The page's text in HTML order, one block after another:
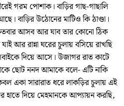
গরম পোশাক। বাড়ির গাছ-গাছালি
বাড়ির উঠোনের মাটিও কি ঠাণ্ডা।
কতবার আসব আর যাব তার কোনো ঠিক
আর রান্না ঘরের চুলায় বসিয়ে রাখছি
দিয়ে আসে। উজাগর রাত কাটে
ছোট ননদ আমাকে বলে- এটি নাকি
একা সারারাত ধরে লাকড়ির চুলায় এই
দিয়ে মেহমানকে আপ্যায়ন করছি,